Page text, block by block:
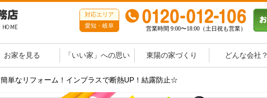
対応エリア
愛知・岐阜
営業時間 9:00〜18:00（土日祝も営業）
お家を見る 「いい家」への思い 東陽の家づくり どんな会社？
簡単なリフォーム！インプラスで断熱UP！結露防止☆